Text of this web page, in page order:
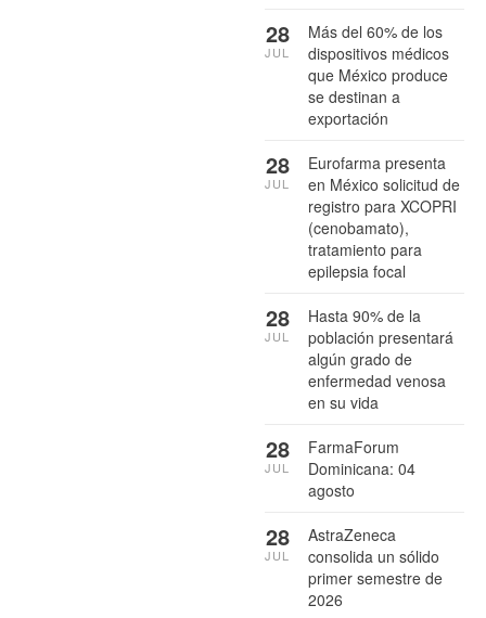
Más del 60% de los
dispositivos médicos
que México produce
se destinan a
exportación
28
JUL
Eurofarma presenta
en México solicitud de
registro para XCOPRI
(cenobamato),
tratamiento para
epilepsia focal
28
JUL
Hasta 90% de la
población presentará
algún grado de
enfermedad venosa
en su vida
28
JUL
FarmaForum
Dominicana: 04
agosto
28
JUL
AstraZeneca
consolida un sólido
primer semestre de
2026
28
JUL